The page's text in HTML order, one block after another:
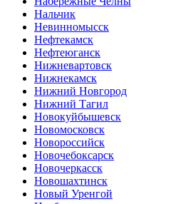
Нальчик
Невинномысск
Нефтекамск
Нефтеюганск
Нижневартовск
Нижнекамск
Нижний Новгород
Нижний Тагил
Новокуйбышевск
Новомосковск
Новороссийск
Новочебоксарск
Новочеркасск
Новошахтинск
Новый Уренгой